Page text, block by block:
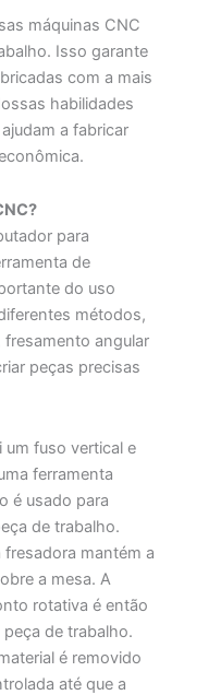
máquinas CNC
Isso garante
com a mais
habilidades
a fabricar
para
de
do uso
métodos,
fresamento angular
peças precisas
um fuso vertical e
ferramenta
é usado para
de trabalho.
fresadora mantém a
a mesa. A
rotativa é então
de trabalho.
é removido
até que a